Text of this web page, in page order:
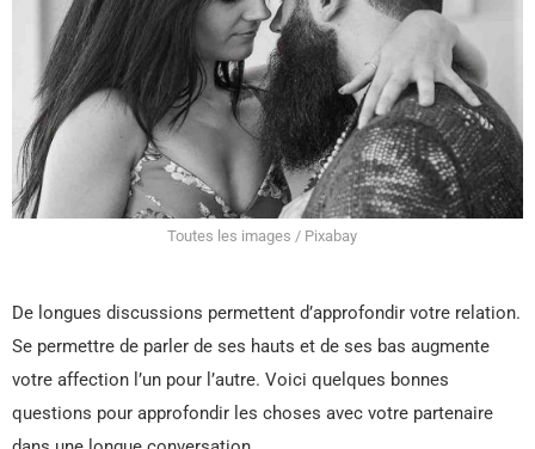
Toutes les images / Pixabay
De longues discussions permettent d’approfondir votre relation.
Se permettre de parler de ses hauts et de ses bas augmente
votre affection l’un pour l’autre. Voici quelques bonnes
questions pour approfondir les choses avec votre partenaire